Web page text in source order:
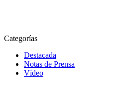
Categorías
Destacada
Notas de Prensa
Vídeo